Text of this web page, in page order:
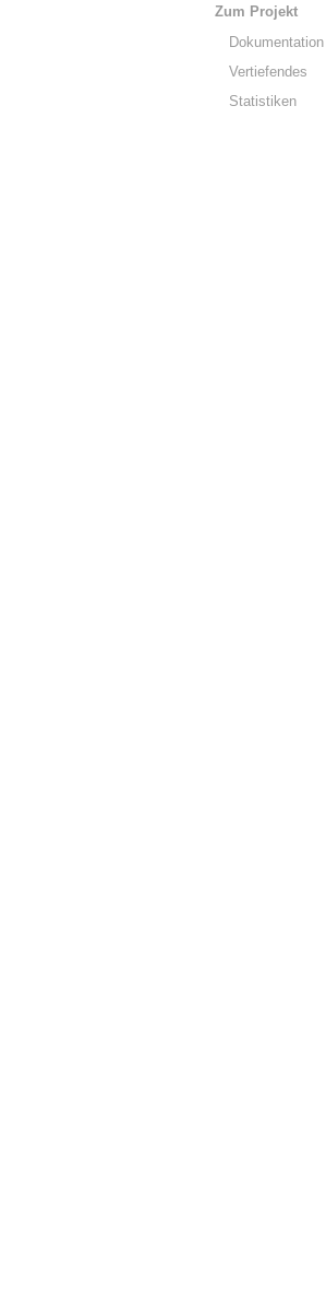
Zum Projekt
Dokumentation
Vertiefendes
Statistiken